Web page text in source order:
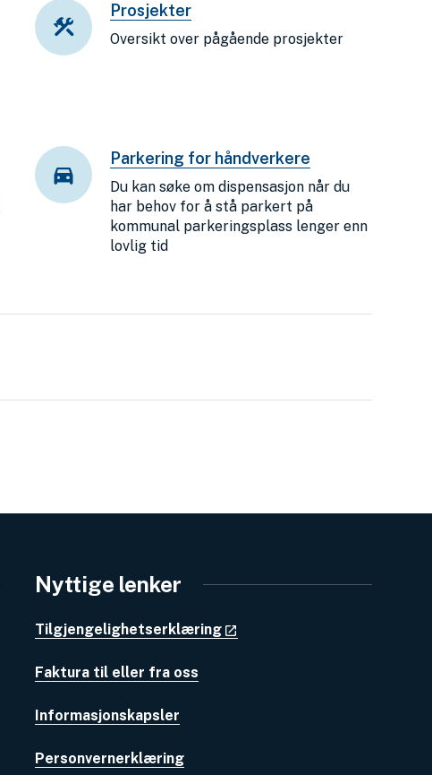
Prosjekter
Oversikt over pågående prosjekter
Parkering for håndverkere
Du kan søke om dispensasjon når du
har behov for å stå parkert på
kommunal parkeringsplass lenger enn
lovlig tid
Nyttige lenker
Tilgjengelighetserklæring
Faktura til eller fra oss
Informasjonskapsler
Personvernerklæring